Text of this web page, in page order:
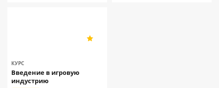
КУРС
Введение в игровую
индустрию